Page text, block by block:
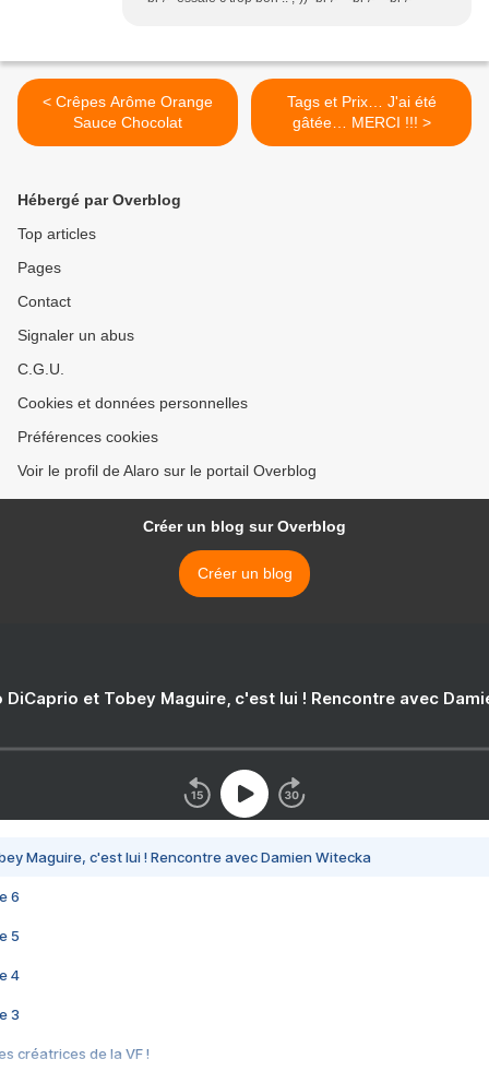
< Crêpes Arôme Orange
Sauce Chocolat
Tags et Prix… J'ai été
gâtée… MERCI !!! >
Hébergé par Overblog
Top articles
Pages
Contact
Signaler un abus
C.G.U.
Cookies et données personnelles
Préférences cookies
Voir le profil de Alaro sur le portail Overblog
Créer un blog sur Overblog
Créer un blog
DiCaprio et Tobey Maguire, c'est lui ! Rencontre avec
Maguire, c'est lui ! Rencontre avec Damien Witecka
6
5
4
3
créatrices de la VF !